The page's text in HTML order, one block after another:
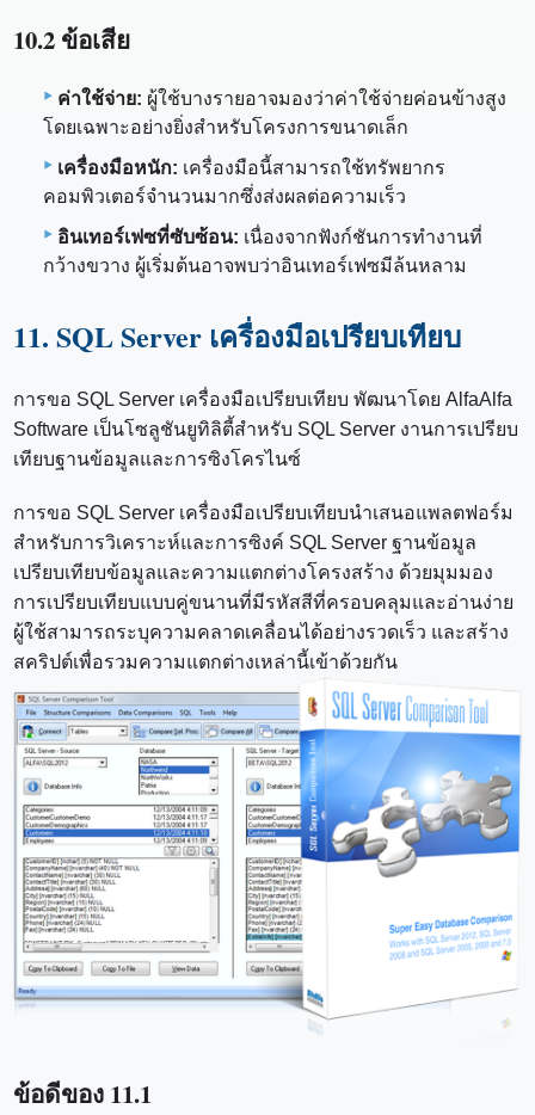
10.2 ข้อเสีย
ค่าใช้จ่าย: ผู้ใช้บางรายอาจมองว่าค่าใช้จ่ายค่อนข้างสูง
โดยเฉพาะอย่างยิ่งสำหรับโครงการขนาดเล็ก
เครื่องมือหนัก: เครื่องมือนี้สามารถใช้ทรัพยากร
คอมพิวเตอร์จำนวนมากซึ่งส่งผลต่อความเร็ว
อินเทอร์เฟซที่ซับซ้อน: เนื่องจากฟังก์ชันการทำงานที่
กว้างขวาง ผู้เริ่มต้นอาจพบว่าอินเทอร์เฟซมีล้นหลาม
11. SQL Server เครื่องมือเปรียบเทียบ
การขอ SQL Server เครื่องมือเปรียบเทียบ พัฒนาโดย AlfaAlfa
Software เป็นโซลูชันยูทิลิตี้สำหรับ SQL Server งานการเปรียบ
เทียบฐานข้อมูลและการซิงโครไนซ์
การขอ SQL Server เครื่องมือเปรียบเทียบนำเสนอแพลตฟอร์ม
สำหรับการวิเคราะห์และการซิงค์ SQL Server ฐานข้อมูล
เปรียบเทียบข้อมูลและความแตกต่างโครงสร้าง ด้วยมุมมอง
การเปรียบเทียบแบบคู่ขนานที่มีรหัสสีที่ครอบคลุมและอ่านง่าย
ผู้ใช้สามารถระบุความคลาดเคลื่อนได้อย่างรวดเร็ว และสร้าง
สคริปต์เพื่อรวมความแตกต่างเหล่านี้เข้าด้วยกัน
ข้อดีของ 11.1